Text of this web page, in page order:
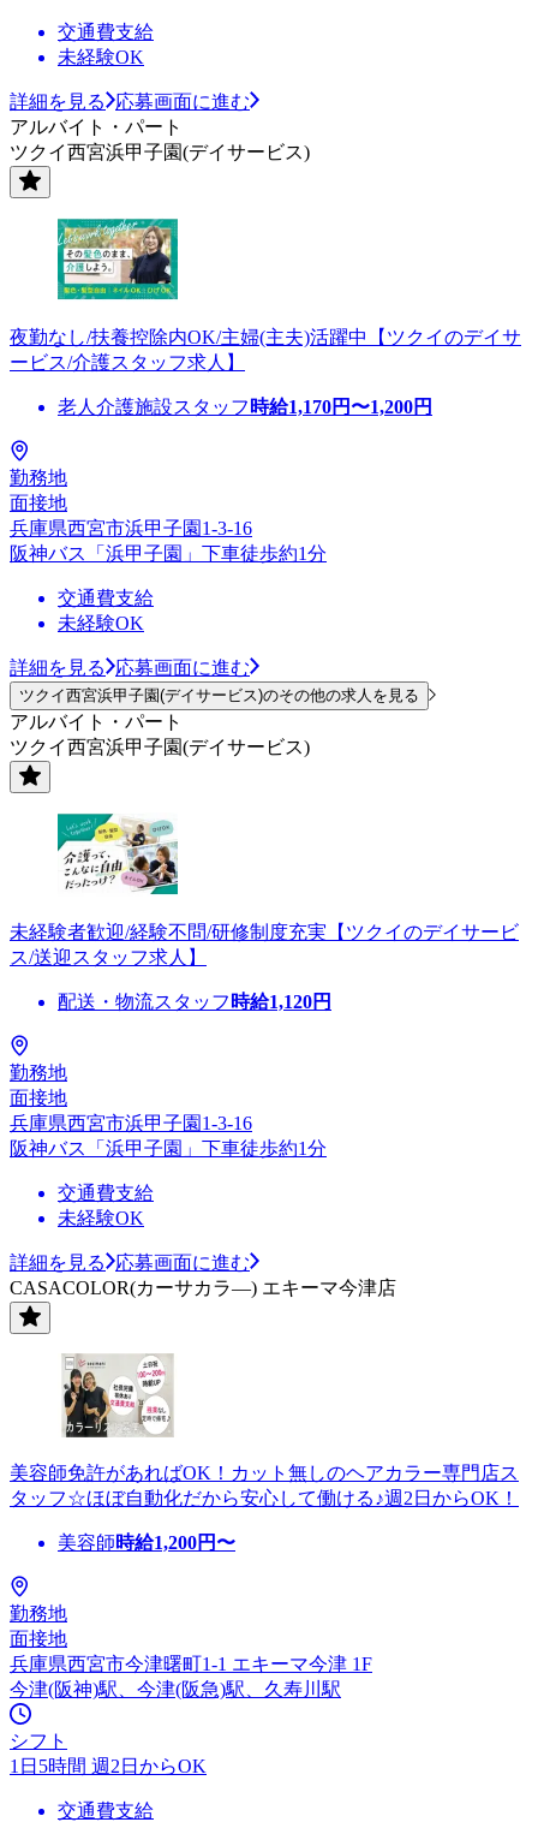
交通費支給
未経験OK
詳細を見る
応募画面に進む
アルバイト・パート
ツクイ西宮浜甲子園(デイサービス)
夜勤なし/扶養控除内OK/主婦(主夫)活躍中【ツクイのデイサ
ービス/介護スタッフ求人】
老人介護施設スタッフ 時給1,170円〜1,200円
勤務地
面接地
兵庫県西宮市浜甲子園1-3-16
阪神バス「浜甲子園」下車徒歩約1分
交通費支給
未経験OK
詳細を見る 応募画面に進む
ツクイ西宮浜甲子園(デイサービス)のその他の求人を見る
アルバイト・パート
ツクイ西宮浜甲子園(デイサービス)
未経験者歓迎/経験不問/研修制度充実【ツクイのデイサービ
ス/送迎スタッフ求人】
配送・物流スタッフ 時給1,120円
勤務地
面接地
兵庫県西宮市浜甲子園1-3-16
阪神バス「浜甲子園」下車徒歩約1分
交通費支給
未経験OK
詳細を見る
応募画面に進む
CASACOLOR(カーサカラ―) エキーマ今津店
美容師免許があればOK！カット無しのヘアカラー専門店ス
タッフ☆ほぼ自動化だから安心して働ける♪週2日からOK！
美容師時給1,200円〜
勤務地
面接地
兵庫県西宮市今津曙町1-1 エキーマ今津 1F
今津(阪神)駅、今津(阪急)駅、久寿川駅
シフト
1日5時間 週2日からOK
交通費支給